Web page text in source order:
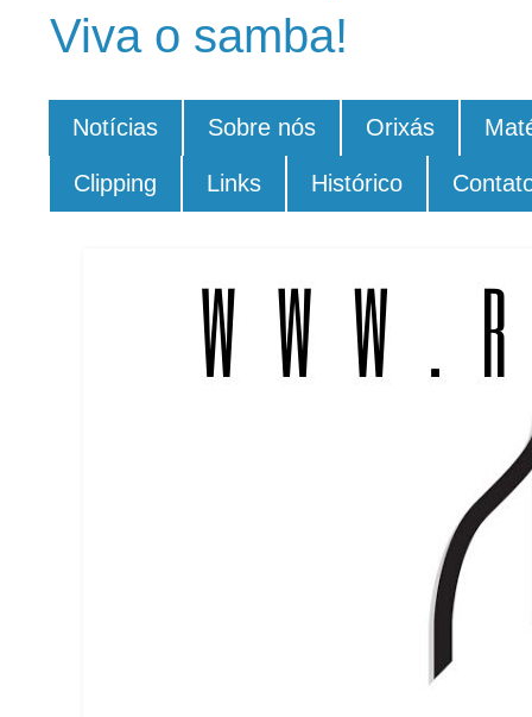
Viva o samba!
Notícias Sobre nós Orixás
Clipping Links Histórico